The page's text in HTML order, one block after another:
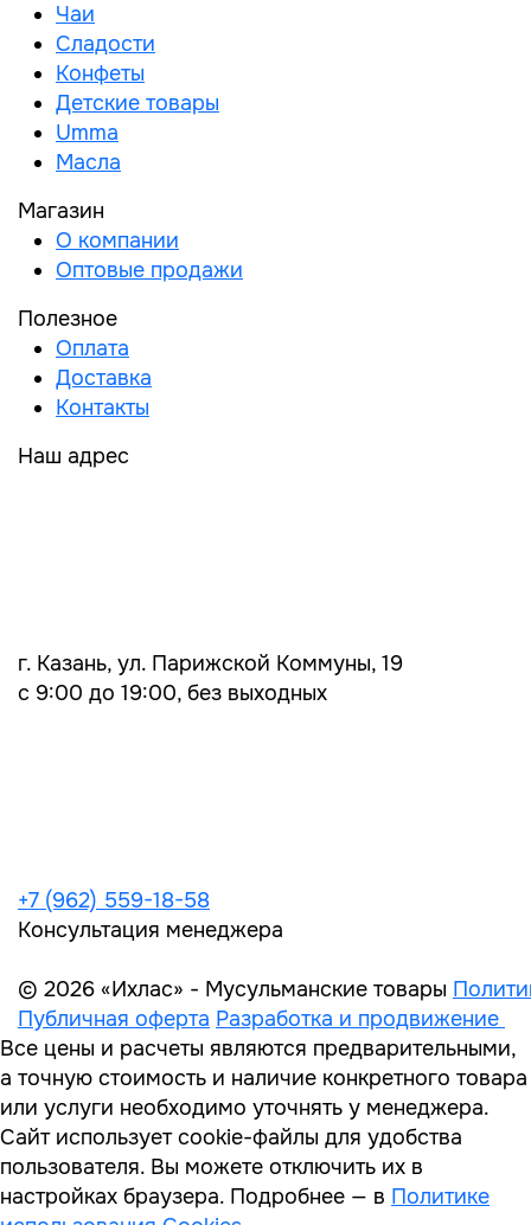
Чаи
Сладости
Конфеты
Детские товары
Umma
Масла
Магазин
О компании
Оптовые продажи
Полезное
Оплата
Доставка
Контакты
Наш адрес
г. Казань, ул. Парижской Коммуны, 19
с 9:00 до 19:00, без выходных
+7 (962) 559-18-58
Консультация менеджера
© 2026 «Ихлас» - Мусульманские товары
Публичная оферта Разработка и продвижение
Все цены и расчеты являются предварительными,
а точную стоимость и наличие конкретного товара
или услуги необходимо уточнять у менеджера.
Сайт использует cookie-файлы для удобства
пользователя. Вы можете отключить их в
настройках браузера. Подробнее — в Политике